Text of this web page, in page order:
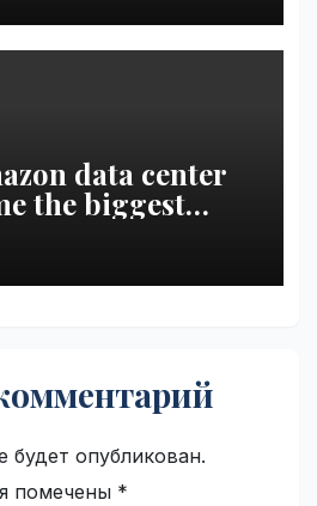
data center
the biggest
in the U.S. |
будет опубликован.
помечены *